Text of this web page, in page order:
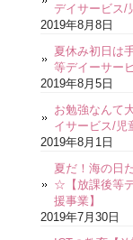
デイサービス/
2019年8月8日
夏休み初日は
等デイーサー
2019年8月5日
お勉強なんて
イサービス/児
2019年8月1日
夏だ！海の日
☆【放課後等
援事業】
2019年7月30日